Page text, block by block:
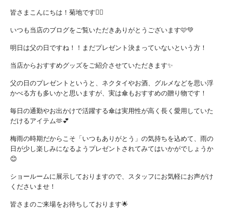
皆さまこんにちは！菊地です💁‍♀️
いつも当店のブログをご覧いただきありがとうございます🩷💚
明日は父の日ですね！！まだプレゼント決まっていないという方！
当店からおすすめグッズをご紹介させていただきます✨
父の日のプレゼントというと、ネクタイやお酒、グルメなどを思い浮
かべる方も多いかと思いますが、実は傘もおすすめの贈り物です！
毎日の通勤やお出かけで活躍する傘は実用性が高く長く愛用していた
だけるアイテム🫶💕
梅雨の時期だからこそ「いつもありがとう」の気持ちを込めて、雨の
日が少し楽しみになるようプレゼントされてみてはいかがでしょうか
😊
ショールームに展示しておりますので、スタッフにお気軽にお声がけ
くださいませ！
皆さまのご来場をお待ちしております🌟